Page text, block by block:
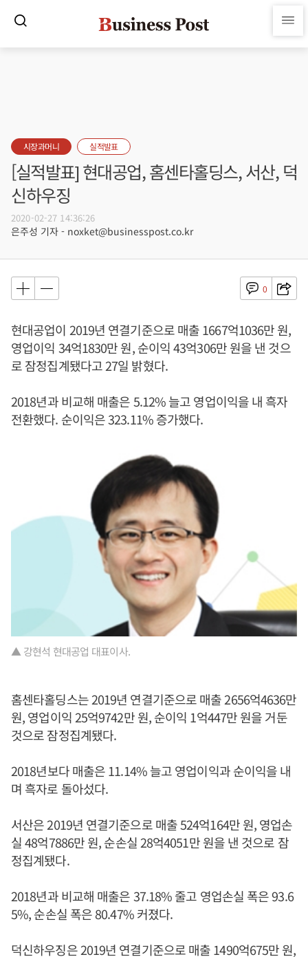
시장과머니 실적발표
[실적발표] 현대공업, 홈센타홀딩스, 서산, 덕
신하우징
2020-02-27 14:36:26
은주성 기자 - noxket@businesspost.co.kr
0
현대공업이 2019년 연결기준으로 매출 1667억1036만 원,
영업이익 34억1830만 원, 순이익 43억306만 원을 낸 것으
로 잠정집계됐다고 27일 밝혔다.
2018년과 비교해 매출은 5.12% 늘고 영업이익을 내 흑자
전환했다. 순이익은 323.11% 증가했다.
▲ 강현석 현대공업 대표이사.
홈센타홀딩스는 2019년 연결기준으로 매출 2656억4636만
원, 영업이익 25억9742만 원, 순이익 1억447만 원을 거둔
것으로 잠정집계됐다.
2018년보다 매출은 11.14% 늘고 영업이익과 순이익을 내
며 흑자로 돌아섰다.
서산은 2019년 연결기준으로 매출 524억164만 원, 영업손
실 48억7886만 원, 순손실 28억4051만 원을 낸 것으로 잠
정집계됐다.
2018년과 비교해 매출은 37.18% 줄고 영업손실 폭은 93.6
5%, 순손실 폭은 80.47% 커졌다.
덕신하우징은 2019년 연결기준으로 매출 1490억675만 원,